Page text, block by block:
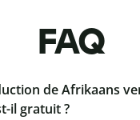
FAQ
de Afrikaans
il gratuit ?